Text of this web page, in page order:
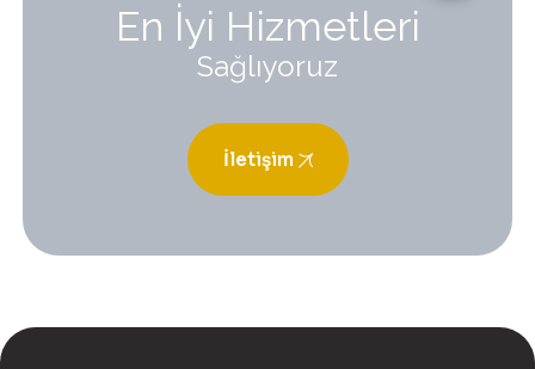
En İyi Hizmetleri
Sağlıyoruz
İletişim